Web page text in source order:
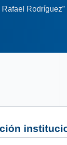
Rodríguez”